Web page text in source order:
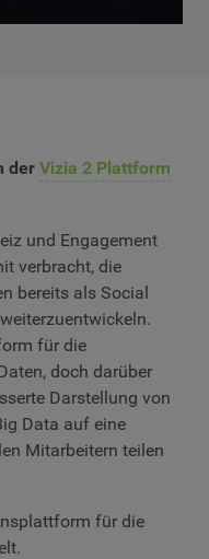
der Vizia 2 Plattform
und Engagement
verbracht, die
bereits als Social
für die
doch darüber
Darstellung von
Data auf eine
Mitarbeitern teilen
für die